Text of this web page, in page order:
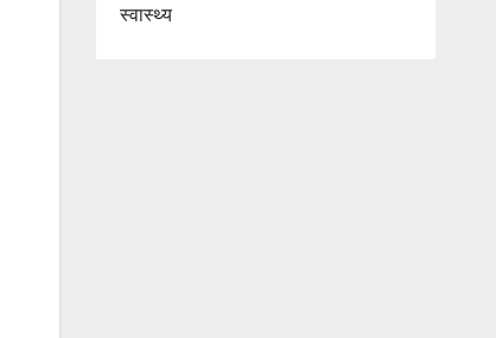
स्वास्थ्य